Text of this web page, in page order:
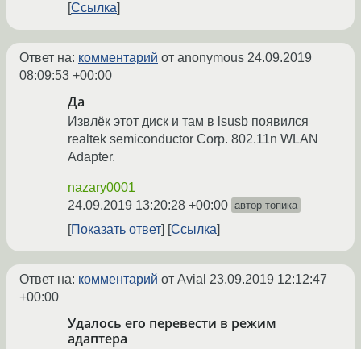
Ссылка
Ответ на: комментарий от anonymous 24.09.2019
08:09:53 +00:00
Да
Извлёк этот диск и там в lsusb появился
realtek semiconductor Corp. 802.11n WLAN
Adapter.
nazary0001
24.09.2019 13:20:28 +00:00 автор топика
Показать ответ Ссылка
Ответ на: комментарий от Avial 23.09.2019 12:12:47
+00:00
Удалось его перевести в режим
адаптера